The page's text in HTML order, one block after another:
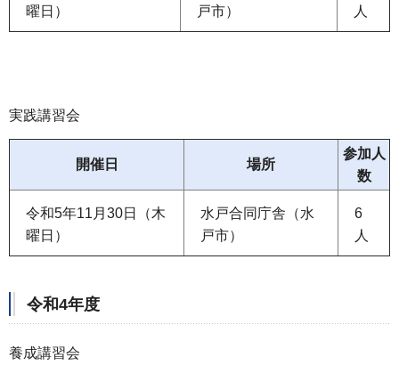
曜日）
戸市）
人
実践講習会
開催日 場所
参加人
数
令和5年11月30日（木
曜日）
水戸合同庁舎（水
戸市）
6
人
令和4年度
養成講習会